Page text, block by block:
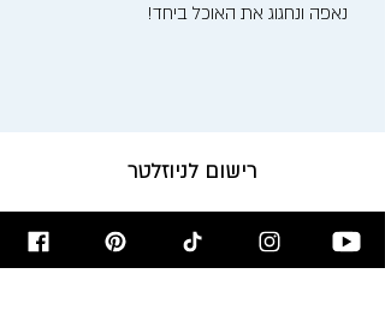
נאפה ונחגוג את האוכל ביחד!
רישום לניוזלטר
הירשמו לניוזלטר לקבלת עדכונים על
המתכונים לפני כולם!